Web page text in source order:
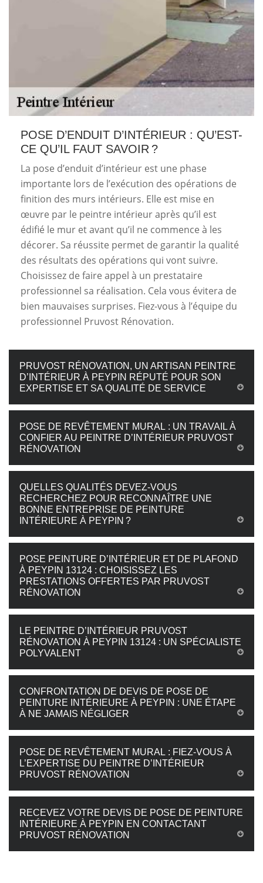
POSE D’ENDUIT D’INTÉRIEUR : QU’EST-
CE QU’IL FAUT SAVOIR ?
La pose d’enduit d’intérieur est une phase
importante lors de l’exécution des opérations de
finition des murs intérieurs. Elle est mise en
œuvre par le peintre intérieur après qu’il est
édifié le mur et avant qu’il ne commence à les
décorer. Sa réussite permet de garantir la qualité
des résultats des opérations qui vont suivre.
Choisissez de faire appel à un prestataire
professionnel sa réalisation. Cela vous évitera de
bien mauvaises surprises. Fiez-vous à l’équipe du
professionnel Pruvost Rénovation.
PRUVOST RÉNOVATION, UN ARTISAN PEINTRE
D’INTÉRIEUR À PEYPIN RÉPUTÉ POUR SON
EXPERTISE ET SA QUALITÉ DE SERVICE
POSE DE REVÊTEMENT MURAL : UN TRAVAIL À
CONFIER AU PEINTRE D’INTÉRIEUR PRUVOST
RÉNOVATION
QUELLES QUALITÉS DEVEZ-VOUS
RECHERCHEZ POUR RECONNAÎTRE UNE
BONNE ENTREPRISE DE PEINTURE
INTÉRIEURE À PEYPIN ?
POSE PEINTURE D’INTÉRIEUR ET DE PLAFOND
À PEYPIN 13124 : CHOISISSEZ LES
PRESTATIONS OFFERTES PAR PRUVOST
RÉNOVATION
LE PEINTRE D’INTÉRIEUR PRUVOST
RÉNOVATION À PEYPIN 13124 : UN SPÉCIALISTE
POLYVALENT
CONFRONTATION DE DEVIS DE POSE DE
PEINTURE INTÉRIEURE À PEYPIN : UNE ÉTAPE
À NE JAMAIS NÉGLIGER
POSE DE REVÊTEMENT MURAL : FIEZ-VOUS À
L’EXPERTISE DU PEINTRE D’INTÉRIEUR
PRUVOST RÉNOVATION
RECEVEZ VOTRE DEVIS DE POSE DE PEINTURE
INTÉRIEURE À PEYPIN EN CONTACTANT
PRUVOST RÉNOVATION